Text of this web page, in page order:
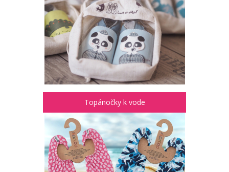
Topánočky k vode